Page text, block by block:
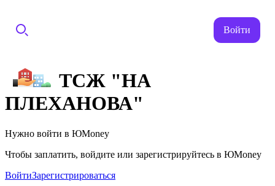
Войти
ТСЖ "НА
ПЛЕХАНОВА"
Нужно войти в ЮMoney
Чтобы заплатить, войдите или зарегистрируйтесь в ЮMoney
ВойтиЗарегистрироваться